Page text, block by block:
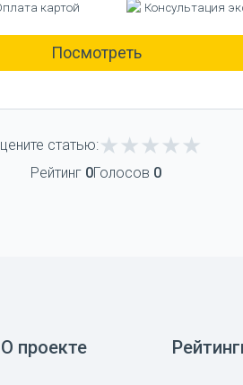
картой Консультация
Посмотреть
статью:
Рейтинг 0Голосов 0
О проекте